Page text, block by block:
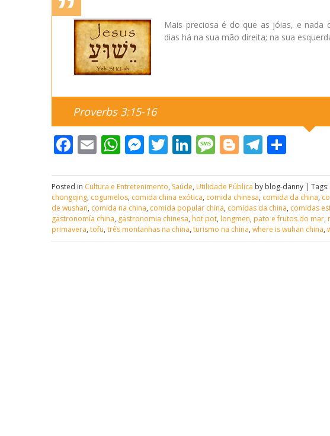
Mais preciosa é do que as jóias, e nada
dias há na sua mão direita; na sua
Proverbs 3:15-16
Facebook
EmailWhatsApp
Messenger
Twitter
LinkedIn
Message
Blogger
Posted in Cultura e Entretenimento, Saúde, Utilidade Pública by blog-danny | Tags:
chongqing, cogumelos, comida china exótica, comida chinesa, comida da china,
de wushan, comida na china, comida popular china, comidas da china, comidas
gastronomía china, gastronomia chinesa, hot pot, longmen, pato e frutos do mar,
primavera, tofu, três montanhas na china, turismo na china, where is wuhan china,